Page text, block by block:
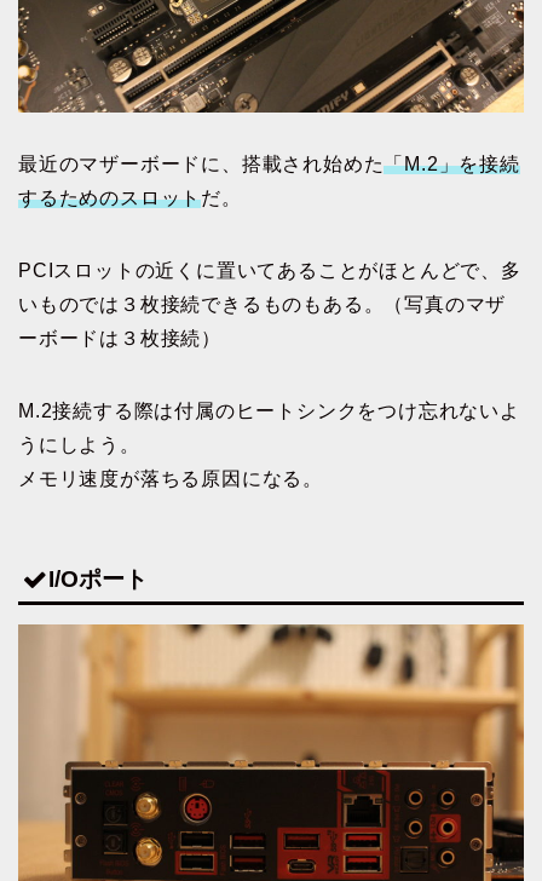
最近のマザーボードに、搭載され始めた「M.2」を接続
するためのスロットだ。
PCIスロットの近くに置いてあることがほとんどで、多
いものでは３枚接続できるものもある。（写真のマザ
ーボードは３枚接続）
M.2接続する際は付属のヒートシンクをつけ忘れないよ
うにしよう。
メモリ速度が落ちる原因になる。
I/Oポート